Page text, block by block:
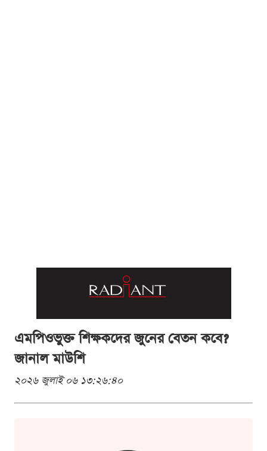
এমপিওভুক্ত শিক্ষকদের জুনের বেতন কবে?
জানাল মাউশি
২০২৬ জুলাই ০৬ ১৩:২৬:৪০